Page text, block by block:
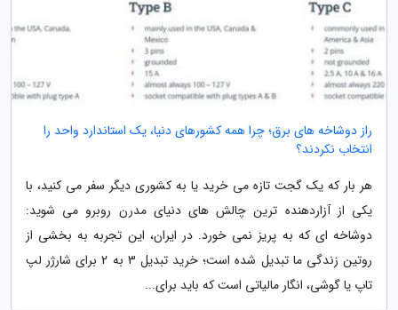
راز دوشاخه های برق؛ چرا همه کشورهای دنیا، یک استاندارد واحد را
انتخاب نکردند؟
هر بار که یک گجت تازه می خرید یا به کشوری دیگر سفر می کنید، با
یکی از آزاردهنده ترین چالش های دنیای مدرن روبرو می شوید:
دوشاخه ای که به پریز نمی خورد. در ایران، این تجربه به بخشی از
روتین زندگی ما تبدیل شده است؛ خرید تبدیل 3 به 2 برای شارژر لپ
تاپ یا گوشی، انگار مالیاتی است که باید برای...